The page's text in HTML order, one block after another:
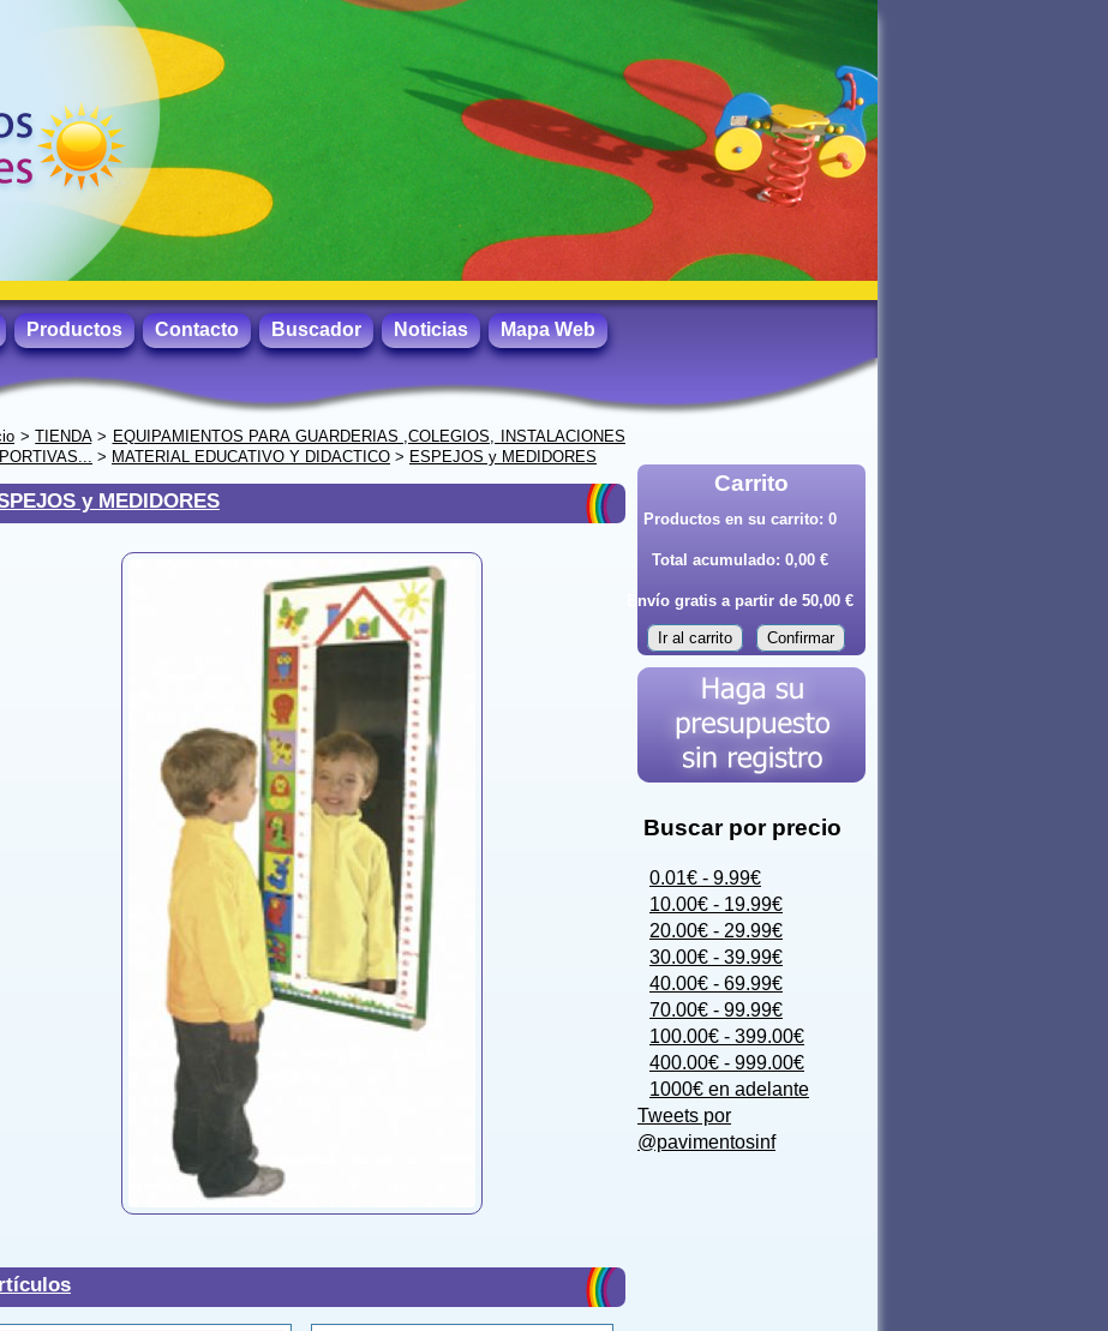
Productos Contacto Buscador Noticias Mapa Web
>TIENDA> EQUIPAMIENTOS PARA GUARDERIAS ,COLEGIOS, INSTALACIONES
> MATERIAL EDUCATIVO Y DIDACTICO > ESPEJOS y MEDIDORES
y MEDIDORES
Carrito
Productos en su carrito: 0
Total acumulado: 0,00 €
Envío gratis a partir de 50,00 €
Ir al carrito Confirmar
Buscar por precio
0.01€ - 9.99€
10.00€ - 19.99€
20.00€ - 29.99€
30.00€ - 39.99€
40.00€ - 69.99€
70.00€ - 99.99€
100.00€ - 399.00€
400.00€ - 999.00€
1000€ en adelante
Tweets por
@pavimentosinf